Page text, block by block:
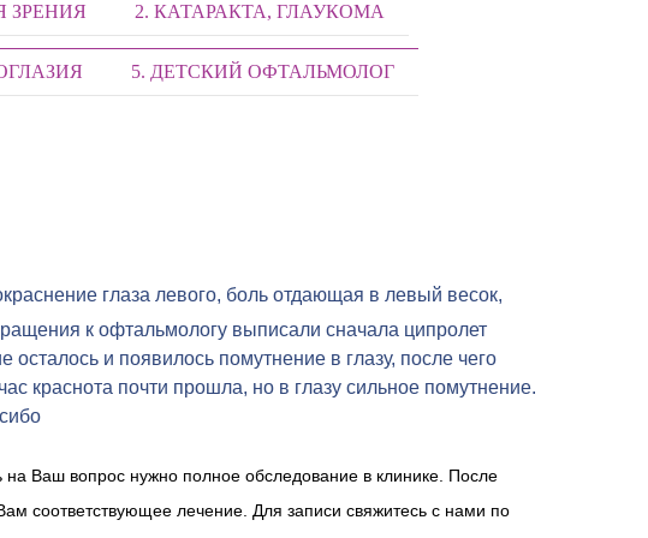
ЗРЕНИЯ 2. КАТАРАКТА, ГЛАУКОМА
5. ДЕТСКИЙ ОФТАЛЬМОЛОГ
глаза левого, боль отдающая в левый весок,
к офтальмологу выписали сначала ципролет
и появилось помутнение в глазу, после чего
краснота почти прошла, но в глазу сильное помутнение.
на Ваш вопрос нужно полное обследование в клинике. После
соответствующее лечение. Для записи свяжитесь с нами по